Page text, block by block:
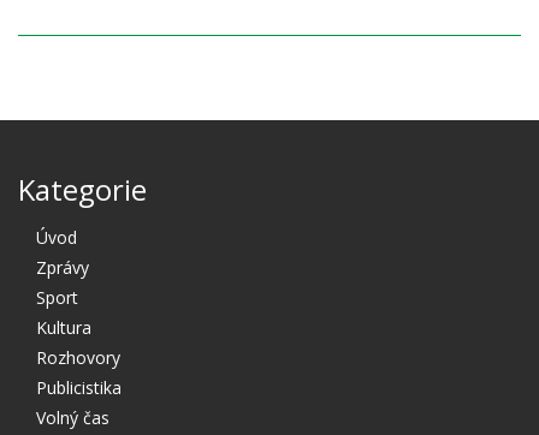
Kategorie
Úvod
Zprávy
Sport
Kultura
Rozhovory
Publicistika
Volný čas